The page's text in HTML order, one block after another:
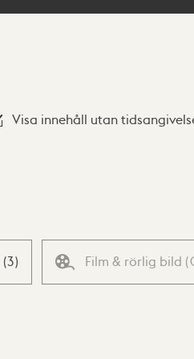
Visa innehåll utan
(3) Film & rörlig bild (